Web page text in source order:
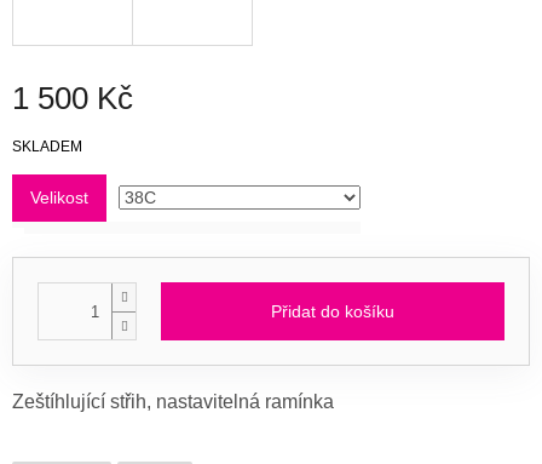
1 500 Kč
Měrná
SKLADEM
Velikost
Přidat do košíku
Zeštíhlující střih, nastavitelná ramínka